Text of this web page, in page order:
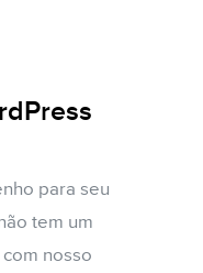
para seu
tem um
nosso